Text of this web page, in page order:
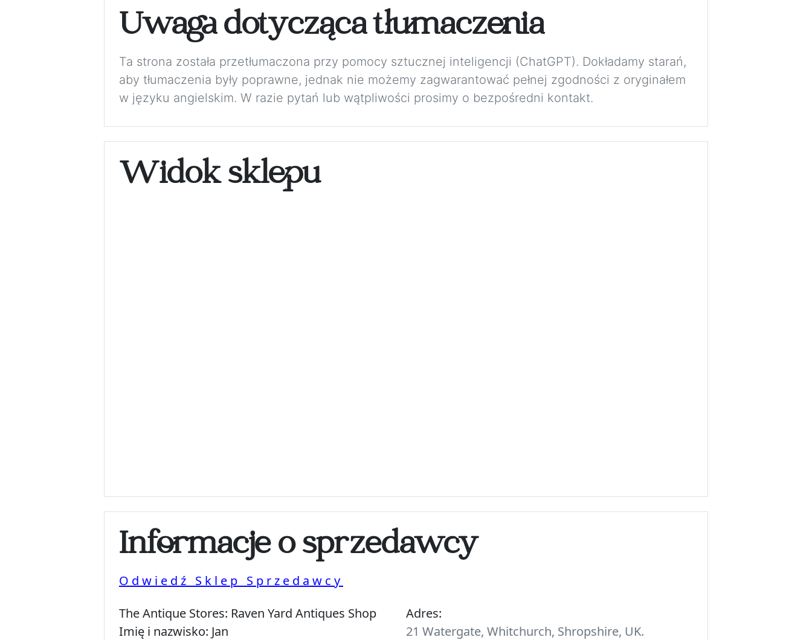
Uwaga dotycząca tłumaczenia
Ta strona została przetłumaczona przy pomocy sztucznej inteligencji (ChatGPT). Dokładamy starań,
aby tłumaczenia były poprawne, jednak nie możemy zagwarantować pełnej zgodności z oryginałem
w języku angielskim. W razie pytań lub wątpliwości prosimy o bezpośredni kontakt.
Widok sklepu
Informacje o sprzedawcy
Odwiedź Sklep Sprzedawcy
The Antique Stores: Raven Yard Antiques Shop
Imię i nazwisko: Jan
Adres:
21 Watergate, Whitchurch, Shropshire, UK.